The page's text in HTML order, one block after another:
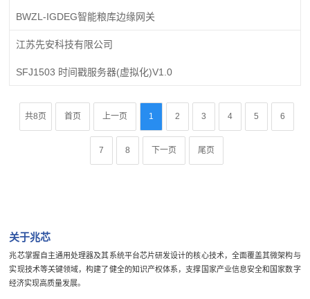
BWZL-IGDEG智能粮库边缘网关
江苏先安科技有限公司
SFJ1503 时间戳服务器(虚拟化)V1.0
共8页 首页 上一页 1 2 3 4 5 6
7 8 下一页 尾页
关于兆芯
兆芯掌握自主通用处理器及其系统平台芯片研发设计的核心技术，全面覆盖其微架构与
实现技术等关键领域，构建了健全的知识产权体系，支撑国家产业信息安全和国家数字
经济实现高质量发展。